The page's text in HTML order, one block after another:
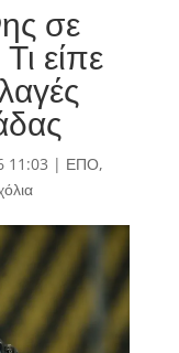
σε
είπε
11:03 | ΕΠΟ,